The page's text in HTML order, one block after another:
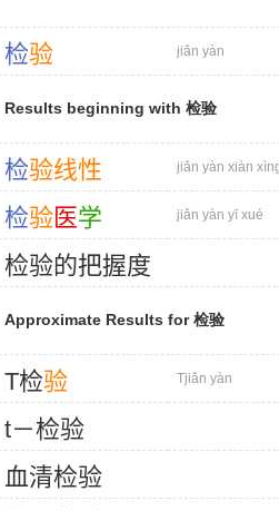
检验 jiǎn yàn
Results beginning with 检验
检验线性 jiǎn yàn xiàn
检验医学 jiǎn yàn yī xué
检验的把握度
Approximate Results for 检验
T检验 Tjiǎn yàn
t－检验
血清检验